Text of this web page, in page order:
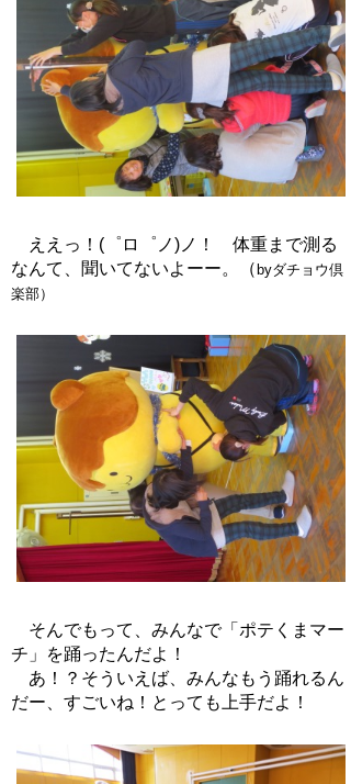
ええっ！(゜ロ゜ノ)ノ！ 体重まで測る
なんて、聞いてないよーー。（ byダチョウ倶
楽部）
そんでもって、みんなで「ポテくまマー
チ」を踊ったんだよ！
あ！？そういえば、みんなもう踊れるん
だー、すごいね！とっても上手だよ！